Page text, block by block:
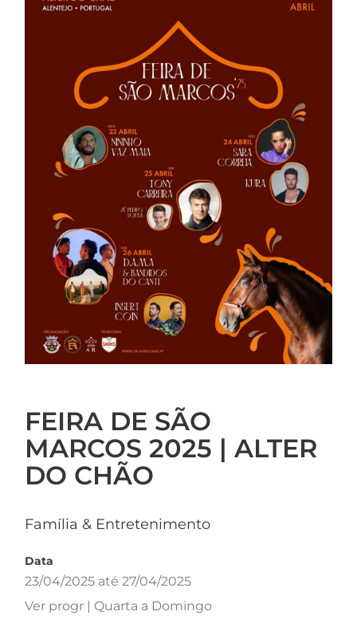
FEIRA DE SÃO
MARCOS 2025 | ALTER
DO CHÃO
Família & Entretenimento
Data
23/04/2025 até 27/04/2025
Ver progr | Quarta a Domingo